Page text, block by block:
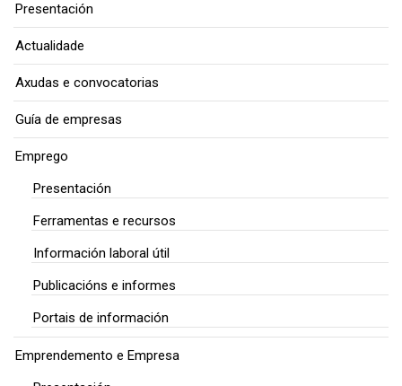
Presentación
Actualidade
Axudas e convocatorias
Guía de empresas
Emprego
Presentación
Ferramentas e recursos
Información laboral útil
Publicacións e informes
Portais de información
Emprendemento e Empresa